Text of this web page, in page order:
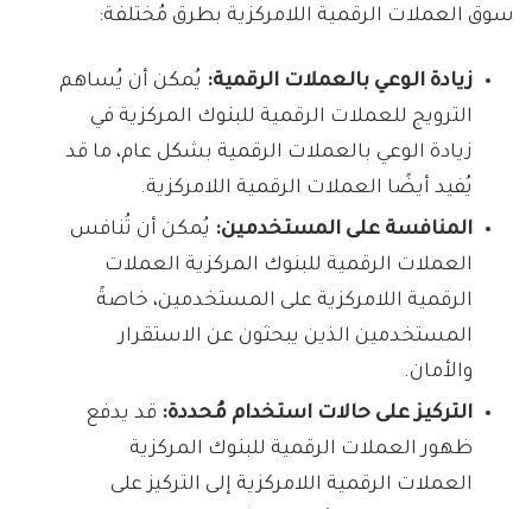
سوق العملات الرقمية اللامركزية بطرق مُختلفة:
زيادة الوعي بالعملات الرقمية: يُمكن أن يُساهم
الترويج للعملات الرقمية للبنوك المركزية في
زيادة الوعي بالعملات الرقمية بشكل عام، ما قد
يُفيد أيضًا العملات الرقمية اللامركزية.
المنافسة على المستخدمين: يُمكن أن تُنافس
العملات الرقمية للبنوك المركزية العملات
الرقمية اللامركزية على المستخدمين، خاصةً
المستخدمين الذين يبحثون عن الاستقرار
والأمان.
التركيز على حالات استخدام مُحددة: قد يدفع
ظهور العملات الرقمية للبنوك المركزية
العملات الرقمية اللامركزية إلى التركيز على